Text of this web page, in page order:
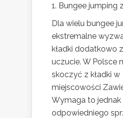
1. Bungee jumping
Dla wielu bungee
ekstremalne
kładki dodatkowo
uczucie. W Polsce
skoczyć z kładki w
miejscowości
Wymaga to jednak
odpowiedniego